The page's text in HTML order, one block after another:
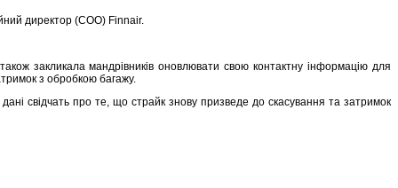
директор (COO) Finnair.
закликала мандрівників оновлювати свою контактну інформацію для
з обробкою багажу.
свідчать про те, що страйк знову призведе до скасування та затримок